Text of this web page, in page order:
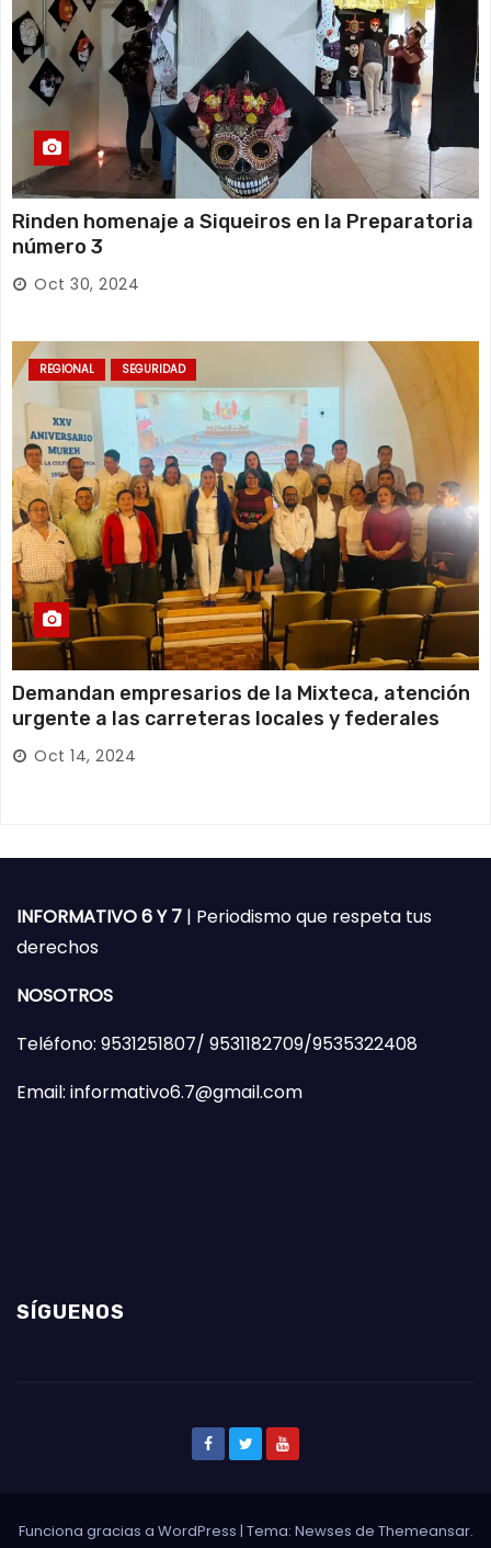
Rinden homenaje a Siqueiros en la Preparatoria
número 3
Oct 30, 2024
REGIONAL SEGURIDAD
Demandan empresarios de la Mixteca, atención
urgente a las carreteras locales y federales
Oct 14, 2024
INFORMATIVO 6 Y 7 | Periodismo que respeta tus
derechos
NOSOTROS
Teléfono: 9531251807/ 9531182709/9535322408
Email: informativo6.7@gmail.com
SÍGUENOS
Funciona gracias a WordPress | Tema: Newses de Themeansar.